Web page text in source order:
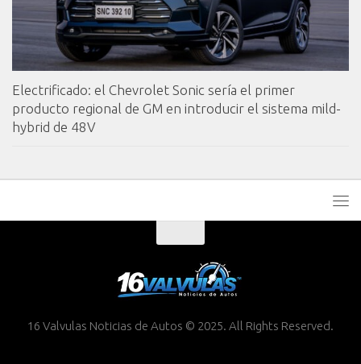
Electrificado: el Chevrolet Sonic sería el primer
producto regional de GM en introducir el sistema mild-
hybrid de 48V
16 Valvulas Noticias de Autos © 2025. All Rights Reserved.